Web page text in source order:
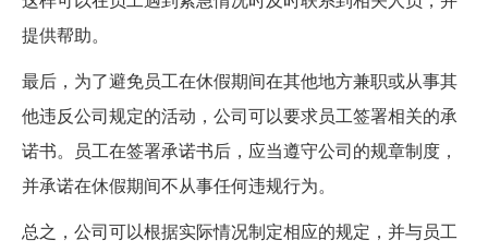
提供帮助。
最后，为了避免员工在休假期间在其他地方兼职或从事其
他违反公司规定的活动，公司可以要求员工签署相关的承
诺书。员工在签署承诺书后，应当遵守公司的规章制度，
并承诺在休假期间不从事任何违规行为。
总之，公司可以根据实际情况制定相应的规定，并与员工